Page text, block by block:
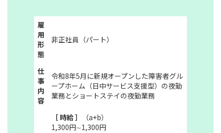
雇
用
形
態
非正社員（パート）
仕
事
内
容
令和8年5月に新規オープンした障害者グル
ープホーム（日中サービス支援型）の夜勤
業務とショートステイの夜勤業務
［ 時給 ］
（a+b）
1,300円∼1,300円